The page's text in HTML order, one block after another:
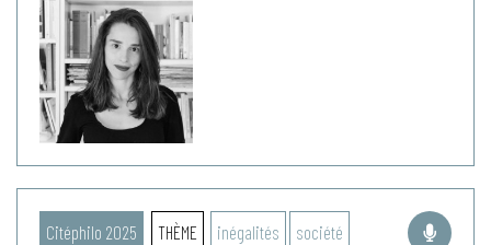
Citéphilo 2025 THÈME inégalités société